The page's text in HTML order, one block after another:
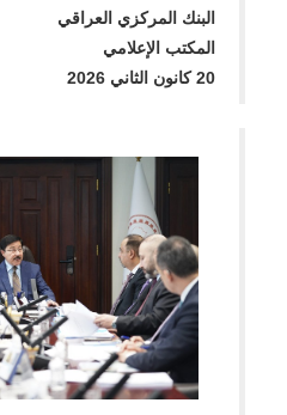
البنك المركزي العراقي
المكتب الإعلامي
20 كانون الثاني 2026